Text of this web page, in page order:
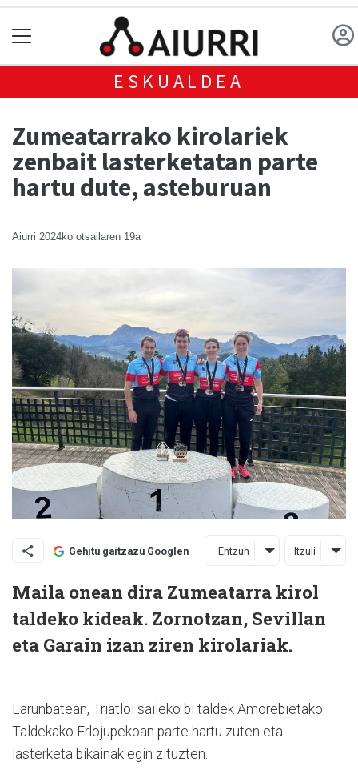
ESKUALDEA
Zumeatarrako kirolariek
zenbait lasterketatan parte
hartu dute, asteburuan
Aiurri 2024ko otsailaren 19a
Gehitu gaitzazu Googlen Entzun Itzuli
Maila onean dira Zumeatarra kirol
taldeko kideak. Zornotzan, Sevillan
eta Garain izan ziren kirolariak.
Larunbatean, Triatloi saileko bi taldek Amorebietako
Taldekako Erlojupekoan parte hartu zuten eta
lasterketa bikainak egin zituzten.